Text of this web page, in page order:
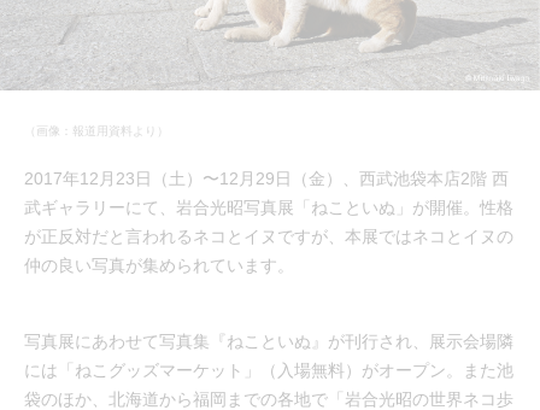
（画像：報道用資料より）
2017年12月23日（土）〜12月29日（金）、西武池袋本店2階 西
武ギャラリーにて、岩合光昭写真展「ねこといぬ」が開催。性格
が正反対だと言われるネコとイヌですが、本展ではネコとイヌの
仲の良い写真が集められています。
写真展にあわせて写真集『ねこといぬ』が刊行され、展示会場隣
には「ねこグッズマーケット」（入場無料）がオープン。また池
袋のほか、北海道から福岡までの各地で「岩合光昭の世界ネコ歩